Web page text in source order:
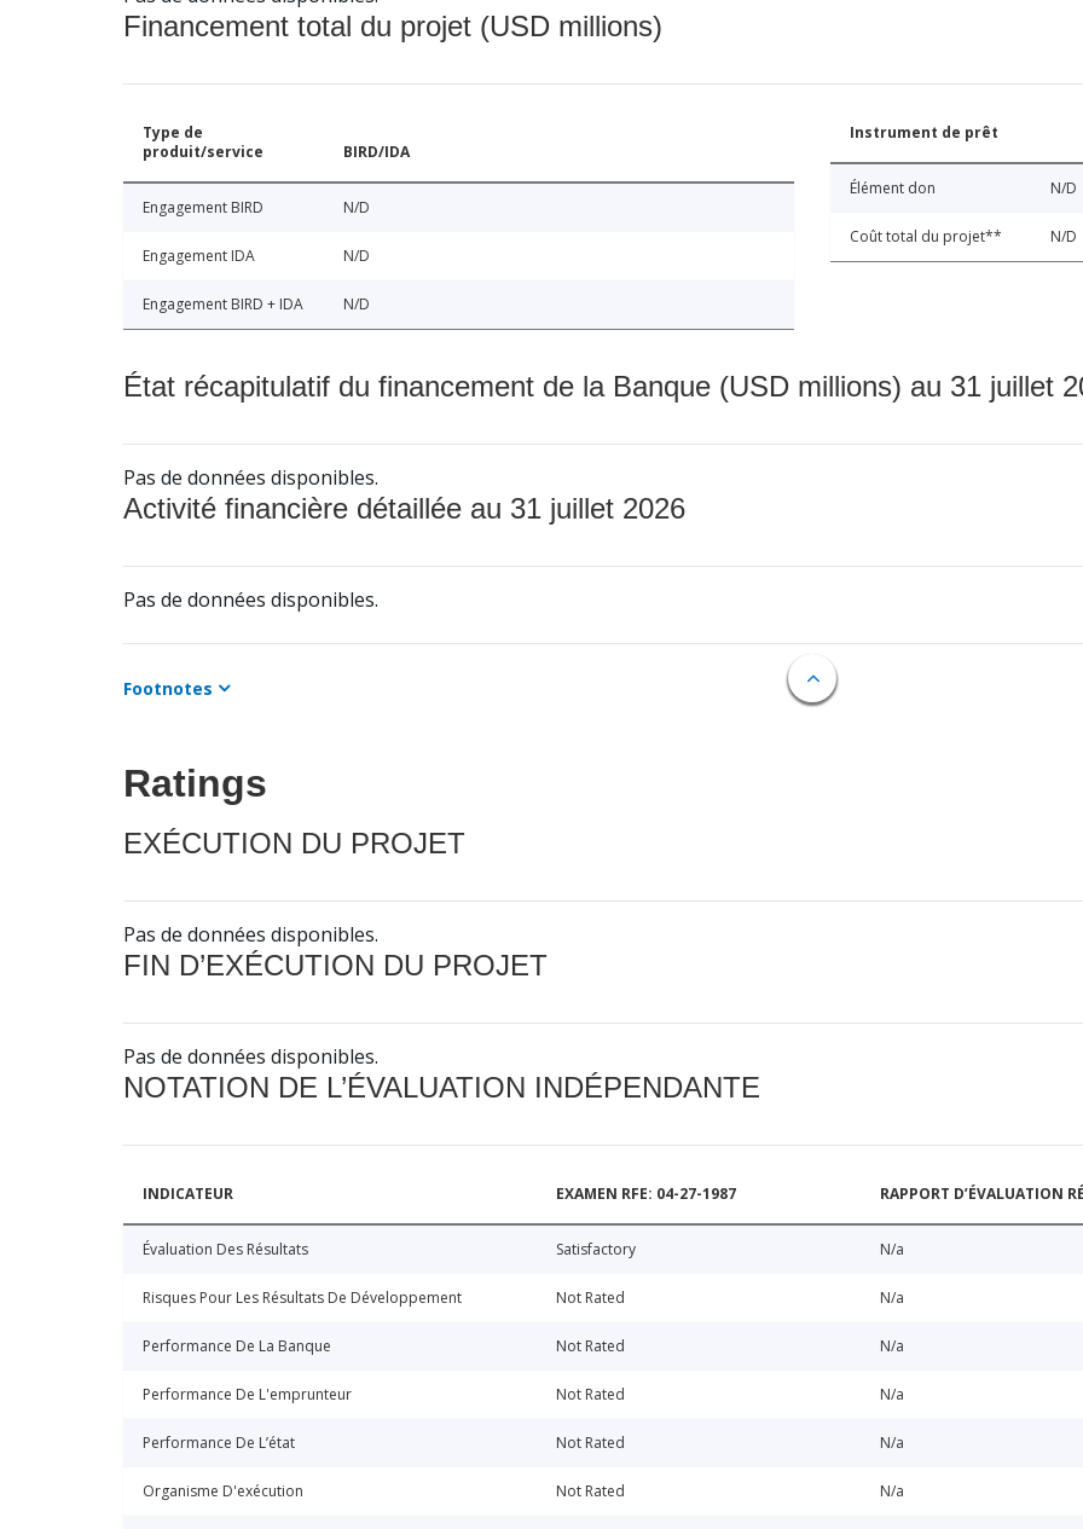
Financement total du projet (USD millions)
Type de
produit/service
BIRD/IDA
Engagement BIRD N/D
Engagement IDA N/D
Engagement BIRD + IDA N/D
Instrument de prêt
Élément don N/D
Coût total du projet** N/D
État récapitulatif du financement de la Banque (USD millions) au 31 juillet
Pas de données disponibles.
Activité financière détaillée au 31 juillet 2026
Pas de données disponibles.
Footnotes
Ratings
EXÉCUTION DU PROJET
Pas de données disponibles.
FIN D’EXÉCUTION DU PROJET
Pas de données disponibles.
NOTATION DE L’ÉVALUATION INDÉPENDANTE
INDICATEUR EXAMEN RFE: 04-27-1987 RAPPORT D’ÉVALUATION
Évaluation Des Résultats Satisfactory N/a
Risques Pour Les Résultats De Développement Not Rated N/a
Performance De La Banque Not Rated N/a
Performance De L'emprunteur Not Rated N/a
Performance De L’état Not Rated N/a
Organisme D'exécution Not Rated N/a